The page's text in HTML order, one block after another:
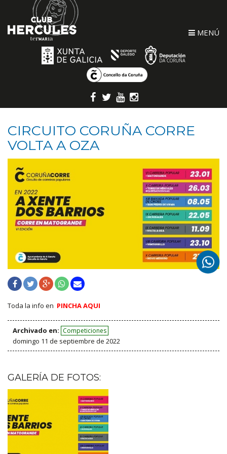
MENÚ
CIRCUITO CORUÑA CORRE
VOLTA A OZA
Toda la info en PINCHA AQUI
Archivado en: Competiciones
domingo 11 de septiembre de 2022
GALERÍA DE FOTOS: